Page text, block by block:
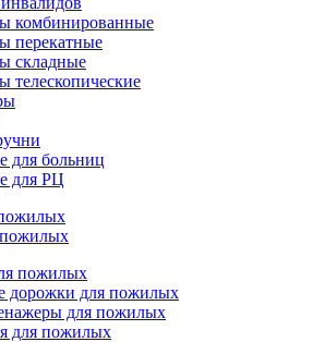
комбинированные
перекатные
складные
телескопические
для больниц
для РЦ
пожилых
дорожки для пожилых
для пожилых
для пожилых